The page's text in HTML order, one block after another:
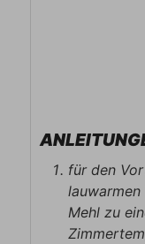
für den
Mehl zu